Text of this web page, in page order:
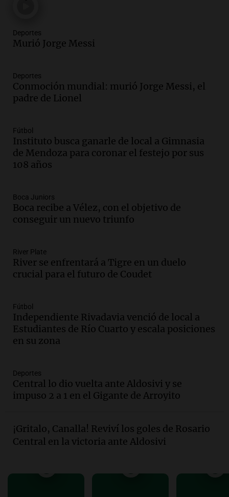
Una mañana para todos
Episodios
Jorge Messi en una entrevista con Rony
Vargas en 2007
Una mañana para todos
Audio.
las nuevas detenciones: "En esa casa
todos tenían algo que ver"
Una mañana para todos
Audio.
del desayuno ideal: qué alimentos
conviene priorizar
Una mañana para todos
Audio.Murió Jorge Messi
Una mañana para todos
Audio.Mateo, a los 25 años, lucha
contra el tiempo: necesita un trasplante
para poder seguir viviend
Audio.
de julio será menor al 2,9% registrado
en CABA
Episodios
Audio. Altas Cumbres: rescataron a una
Una mañana para todos
Deportes
Murió Jorge Messi
Deportes
Conmoción mundial: murió Jorge Messi, el
padre de Lionel
Fútbol
Instituto busca ganarle de local a Gimnasia
de Mendoza para coronar el festejo por sus
108 años
Boca Juniors
Boca recibe a Vélez, con el objetivo de
conseguir un nuevo triunfo
River Plate
River se enfrentará a Tigre en un duelo
crucial para el futuro de Coudet
Fútbol
Independiente Rivadavia venció de local a
Estudiantes de Río Cuarto y escala posiciones
en su zona
Deportes
Central lo dio vuelta ante Aldosivi y se
impuso 2 a 1 en el Gigante de Arroyito
¡Gritalo, Canalla! Reviví los goles de Rosario
Central en la victoria ante Aldosivi